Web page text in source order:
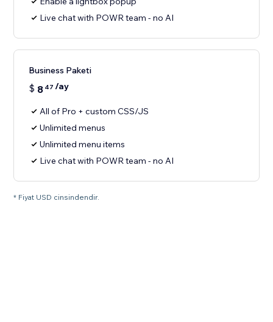
Live chat with POWR team - no AI
Business Paketi
$ 8 47 /ay
All of Pro + custom CSS/JS
Unlimited menus
Unlimited menu items
Live chat with POWR team - no AI
* Fiyat USD cinsindendir.